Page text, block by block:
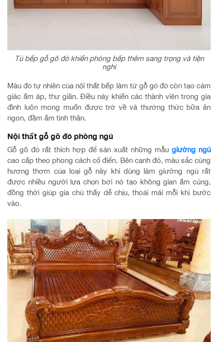
Tủ bếp gỗ gõ đỏ khiến phòng bếp thêm sang trọng và tiện
nghi
Màu đỏ tự nhiên của nội thất bếp làm từ gỗ gỏ đỏ còn tạo cảm
giác ấm áp, thư giãn. Điều này khiến các thành viên trong gia
đình luôn mong muốn được trở về và thưởng thức bữa ăn
ngon, đầm ấm tình thân.
Nội thất gỗ gõ đỏ phòng ngủ
Gỗ gõ đỏ rất thích hợp để sản xuất những mẫugiường ngủ
cao cấp theo phong cách cổ điển. Bên cạnh đó, màu sắc cùng
hương thơm của loại gỗ này khi dùng làm giường ngủ rất
được nhiều người lựa chọn bởi nó tạo không gian ấm cúng,
đồng thời giúp gia chủ thấy dễ chịu, thoải mái mỗi khi bước
vào.